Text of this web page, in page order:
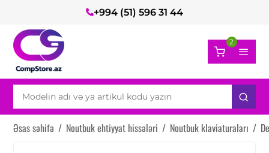
+994 (51) 596 31 44
2
Əsas səhifə / Noutbuk ehtiyyat hissələri / Noutbuk klaviaturaları /